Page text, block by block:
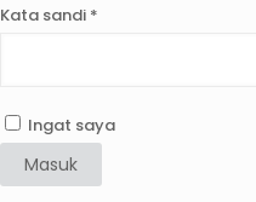
Kata sandi *
Ingat saya
Masuk